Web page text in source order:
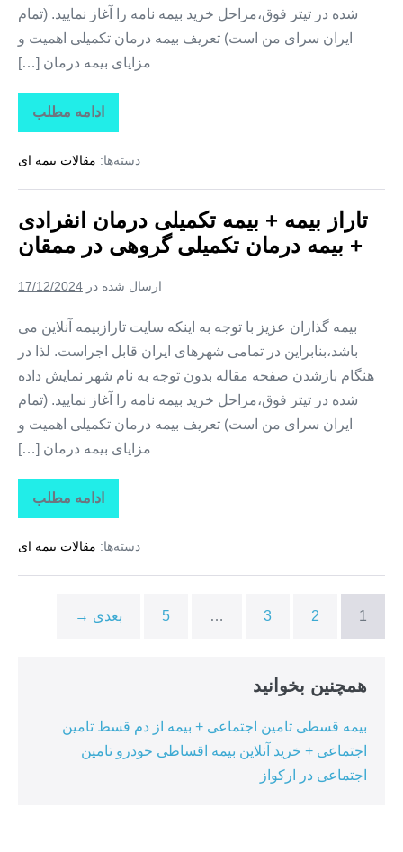
شده در تیتر فوق،مراحل خرید بیمه نامه را آغاز نمایید. (تمام
ایران سرای من است) تعریف بیمه درمان تکمیلی اهمیت و
مزایای بیمه درمان […]
ادامه مطلب
تاراز
بیمه
بیمه
درمان
+
بیمه
درمان
در
دسته‌ها: مقالات بیمه ای
تاراز بیمه + بیمه تکمیلی درمان انفرادی
+ بیمه درمان تکمیلی گروهی در ممقان
ارسال شده در 17/12/2024
بیمه گذاران عزیز با توجه به اینکه سایت تارازبیمه آنلاین می
باشد،بنابراین در تمامی شهرهای ایران قابل اجراست. لذا در
هنگام بازشدن صفحه مقاله بدون توجه به نام شهر نمایش داده
شده در تیتر فوق،مراحل خرید بیمه نامه را آغاز نمایید. (تمام
ایران سرای من است) تعریف بیمه درمان تکمیلی اهمیت و
مزایای بیمه درمان […]
ادامه مطلب
تاراز
بیمه
بیمه
درمان
دسته‌ها: مقالات بیمه ای
1
2
3
…
5 بعدی →
همچنین بخوانید
بیمه قسطی تامین اجتماعی + بیمه از دم قسط تامین
اجتماعی + خرید آنلاین بیمه اقساطی خودرو تامین
اجتماعی در ارکواز